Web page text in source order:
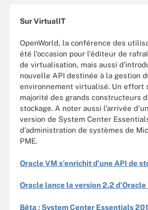
Sur VirtualIT
OpenWorld, la conférence des
été l'occasion pour l'éditeur de
de virtualisation, mais aussi
nouvelle API destinée à la gestion
environnement virtualisé. Un effort
majorité des grands constructeurs
stockage. A noter aussi l'arrivée
version de System Center
d'administration de systèmes de
PME.
Oracle VM s’enrichit d’une API de
Oracle lance la version 2.2 d’Oracle
Bêta : System Center Essentials